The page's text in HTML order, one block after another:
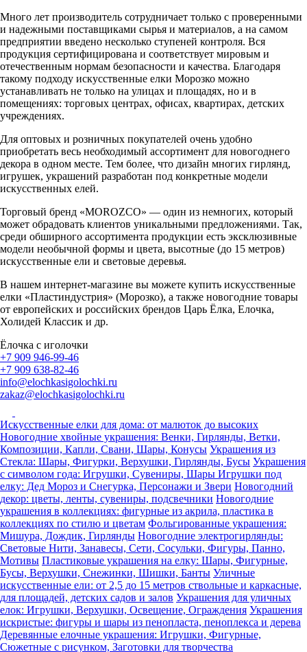
Много лет производитель сотрудничает только с проверенными
и надежными поставщиками сырья и материалов, а на самом
предприятии введено несколько ступеней контроля. Вся
продукция сертифицирована и соответствует мировым и
отечественным нормам безопасности и качества. Благодаря
такому подходу искусственные елки Морозко можно
устанавливать не только на улицах и площадях, но и в
помещениях: торговых центрах, офисах, квартирах, детских
учреждениях.
Для оптовых и розничных покупателей очень удобно
приобретать весь необходимый ассортимент для новогоднего
декора в одном месте. Тем более, что дизайн многих гирлянд,
игрушек, украшений разработан под конкретные модели
искусственных елей.
Торговый бренд «MOROZCO» — один из немногих, который
может обрадовать клиентов уникальными предложениями. Так,
среди обширного ассортимента продукции есть эксклюзивные
модели необычной формы и цвета, высотные (до 15 метров)
искусственные ели и световые деревья.
В нашем интернет-магазине вы можете купить искусственные
елки «Пластиндустрия» (Морозко), а также новогодние товары
от европейских и российских брендов Царь Ёлка, Елочка,
Холидей Классик и др.
Ёлочка с иголочки
+7 909 946-99-46
+7 909 638-82-46
info@elochkasigolochki.ru
zakaz@elochkasigolochki.ru
Искусственные елки для дома: от малюток до высоких
Новогодние хвойные украшения: Венки, Гирлянды, Ветки,
Композиции, Капли, Свани, Шары, Конусы Украшения из
Стекла: Шары, Фигурки, Верхушки, Гирлянды, Бусы Украшения
с символом года: Игрушки, Сувениры, Шары Игрушки под
елку: Дед Мороз и Снегурка, Персонажи и Звери Новогодний
декор: цветы, ленты, сувениры, подсвечники Новогодние
украшения в коллекциях: фигурные из акрила, пластика в
коллекциях по стилю и цветам Фольгированные украшения:
Мишура, Дождик, Гирлянды Новогодние электрогирлянды:
Световые Нити, Занавесы, Сети, Сосульки, Фигуры, Панно,
Мотивы Пластиковые украшения на елку: Шары, Фигурные,
Бусы, Верхушки, Снежинки, Шишки, Банты Уличные
искусственные ели: от 2,5 до 15 метров ствольные и каркасные,
для площадей, детских садов и залов Украшения для уличных
елок: Игрушки, Верхушки, Освещение, Ограждения Украшения
искристые: фигуры и шары из пенопласта, пеноплекса и дерева
Деревянные елочные украшения: Игрушки, Фигурные,
Сюжетные с рисунком, Заготовки для творчества